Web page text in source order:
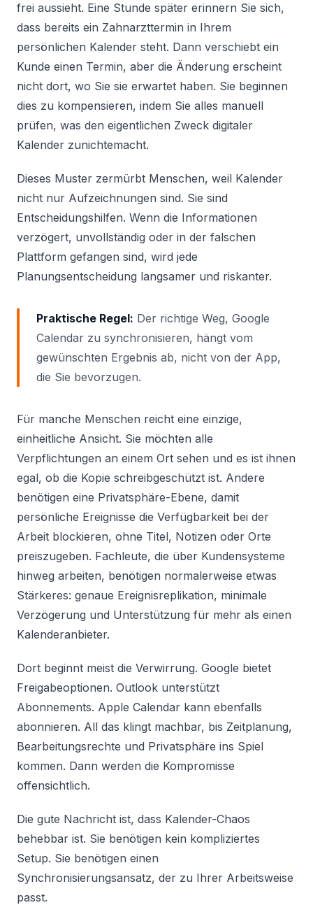
frei aussieht. Eine Stunde später erinnern Sie sich,
dass bereits ein Zahnarzttermin in Ihrem
persönlichen Kalender steht. Dann verschiebt ein
Kunde einen Termin, aber die Änderung erscheint
nicht dort, wo Sie sie erwartet haben. Sie beginnen
dies zu kompensieren, indem Sie alles manuell
prüfen, was den eigentlichen Zweck digitaler
Kalender zunichtemacht.
Dieses Muster zermürbt Menschen, weil Kalender
nicht nur Aufzeichnungen sind. Sie sind
Entscheidungshilfen. Wenn die Informationen
verzögert, unvollständig oder in der falschen
Plattform gefangen sind, wird jede
Planungsentscheidung langsamer und riskanter.
Praktische Regel: Der richtige Weg, Google
Calendar zu synchronisieren, hängt vom
gewünschten Ergebnis ab, nicht von der App,
die Sie bevorzugen.
Für manche Menschen reicht eine einzige,
einheitliche Ansicht. Sie möchten alle
Verpflichtungen an einem Ort sehen und es ist ihnen
egal, ob die Kopie schreibgeschützt ist. Andere
benötigen eine Privatsphäre-Ebene, damit
persönliche Ereignisse die Verfügbarkeit bei der
Arbeit blockieren, ohne Titel, Notizen oder Orte
preiszugeben. Fachleute, die über Kundensysteme
hinweg arbeiten, benötigen normalerweise etwas
Stärkeres: genaue Ereignisreplikation, minimale
Verzögerung und Unterstützung für mehr als einen
Kalenderanbieter.
Dort beginnt meist die Verwirrung. Google bietet
Freigabeoptionen. Outlook unterstützt
Abonnements. Apple Calendar kann ebenfalls
abonnieren. All das klingt machbar, bis Zeitplanung,
Bearbeitungsrechte und Privatsphäre ins Spiel
kommen. Dann werden die Kompromisse
offensichtlich.
Die gute Nachricht ist, dass Kalender-Chaos
behebbar ist. Sie benötigen kein kompliziertes
Setup. Sie benötigen einen
Synchronisierungsansatz, der zu Ihrer Arbeitsweise
passt.